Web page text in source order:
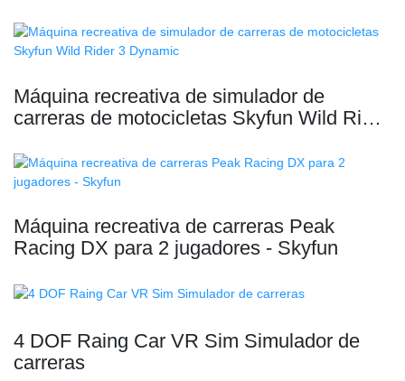
Máquina recreativa de simulador de
carreras de motocicletas Skyfun Wild Rider
Máquina recreativa de carreras Peak
Racing DX para 2 jugadores - Skyfun
4 DOF Raing Car VR Sim Simulador de
carreras